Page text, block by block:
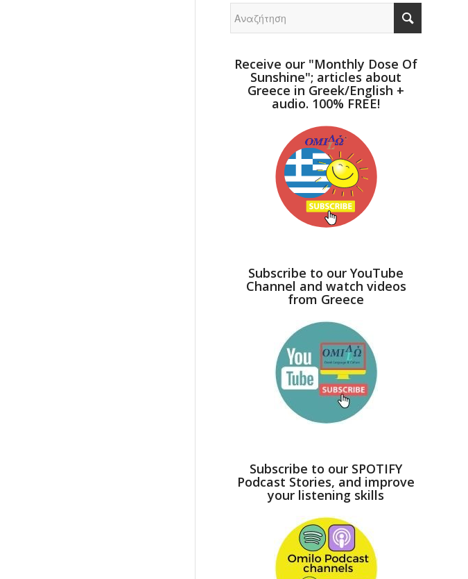
Receive our "Monthly Dose Of
Sunshine"; articles about
Greece in Greek/English +
audio. 100% FREE!
Subscribe to our YouTube
Channel and watch videos
from Greece
Subscribe to our SPOTIFY
Podcast Stories, and improve
your listening skills